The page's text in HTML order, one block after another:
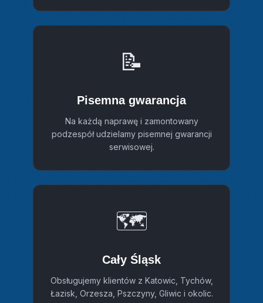
📝
Pisemna gwarancja
Na każdą naprawę i zamontowany
podzespół udzielamy pisemnej gwarancji
serwisowej.
🗺️
Cały Śląsk
Obsługujemy klientów z Katowic, Tychów,
Łazisk, Orzesza, Pszczyny, Gliwic i okolic.